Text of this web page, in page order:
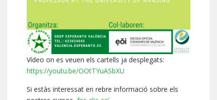
Vídeo on es veuen els cartells ja desplegats:
https://youtu.be/OOtTYuASbXU
Si estàs interessat en rebre informació sobre els